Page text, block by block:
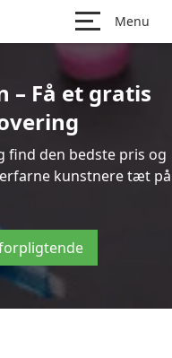
Menu
– Få et gratis
find den bedste pris og
kunstnere tæt på